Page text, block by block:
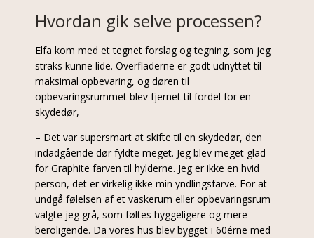
Hvordan gik selve processen?
Elfa kom med et tegnet forslag og tegning, som jeg
straks kunne lide. Overfladerne er godt udnyttet til
maksimal opbevaring, og døren til
opbevaringsrummet blev fjernet til fordel for en
skydedør,
– Det var supersmart at skifte til en skydedør, den
indadgående dør fyldte meget. Jeg blev meget glad
for Graphite farven til hylderne. Jeg er ikke en hvid
person, det er virkelig ikke min yndlingsfarve. For at
undgå følelsen af et vaskerum eller opbevaringsrum
valgte jeg grå, som føltes hyggeligere og mere
beroligende. Da vores hus blev bygget i 60érne med